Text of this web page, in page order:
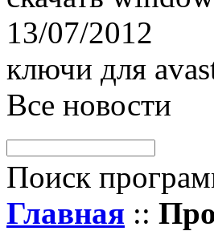
13/07/2012
ключи для
Все новости
Поиск
Главная ::